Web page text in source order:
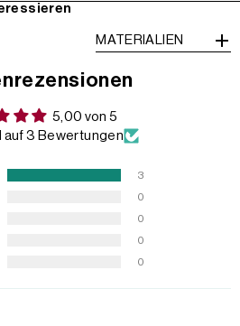
MATERIALIEN
5,00 von 5
auf 3 Bewertungen
3
0
0
0
0